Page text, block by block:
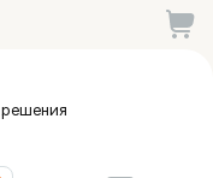
решения